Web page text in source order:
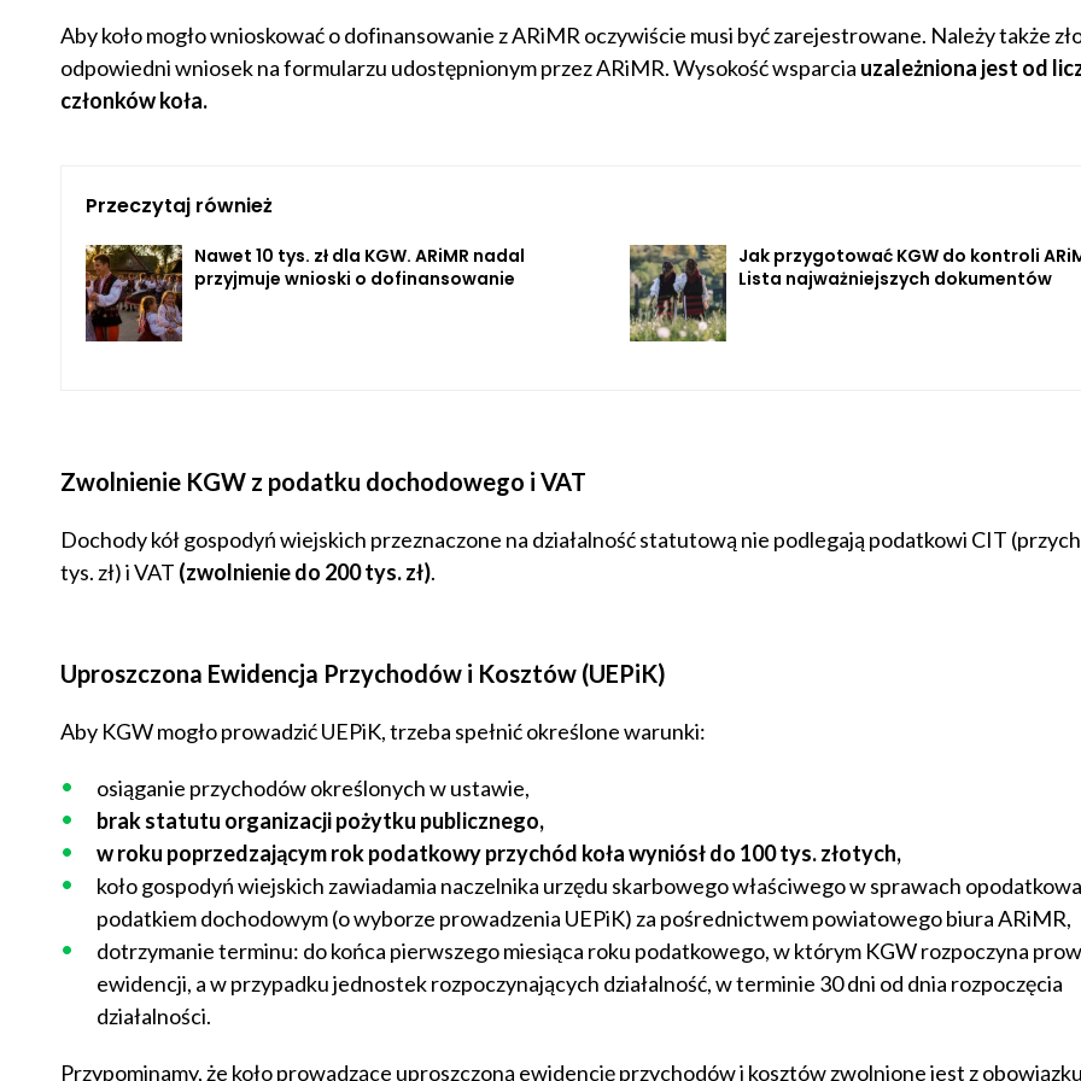
Aby koło mogło wnioskować o dofinansowanie z ARiMR oczywiście musi być zarejestrowane. Należy także
odpowiedni wniosek na formularzu udostępnionym przez ARiMR. Wysokość wsparcia uzależniona jest od
członków koła.
Przeczytaj również
Nawet 10 tys. zł dla KGW. ARiMR nadal
przyjmuje wnioski o dofinansowanie
Jak przygotować KGW do kontroli
Lista najważniejszych dokumentów
Zwolnienie KGW z podatku dochodowego i VAT
Dochody kół gospodyń wiejskich przeznaczone na działalność statutową nie podlegają podatkowi CIT
tys. zł) i VAT (zwolnienie do 200 tys. zł).
Uproszczona Ewidencja Przychodów i Kosztów (UEPiK)
Aby KGW mogło prowadzić UEPiK, trzeba spełnić określone warunki:
osiąganie przychodów określonych w ustawie,
brak statutu organizacji pożytku publicznego,
w roku poprzedzającym rok podatkowy przychód koła wyniósł do 100 tys. złotych,
koło gospodyń wiejskich zawiadamia naczelnika urzędu skarbowego właściwego w sprawach
podatkiem dochodowym (o wyborze prowadzenia UEPiK) za pośrednictwem powiatowego biura ARiMR,
dotrzymanie terminu: do końca pierwszego miesiąca roku podatkowego, w którym KGW rozpoczyna
ewidencji, a w przypadku jednostek rozpoczynających działalność, w terminie 30 dni od dnia rozpoczęcia
działalności.
Przypominamy, że koło prowadzące uproszczoną ewidencję przychodów i kosztów zwolnione jest z obowiązku